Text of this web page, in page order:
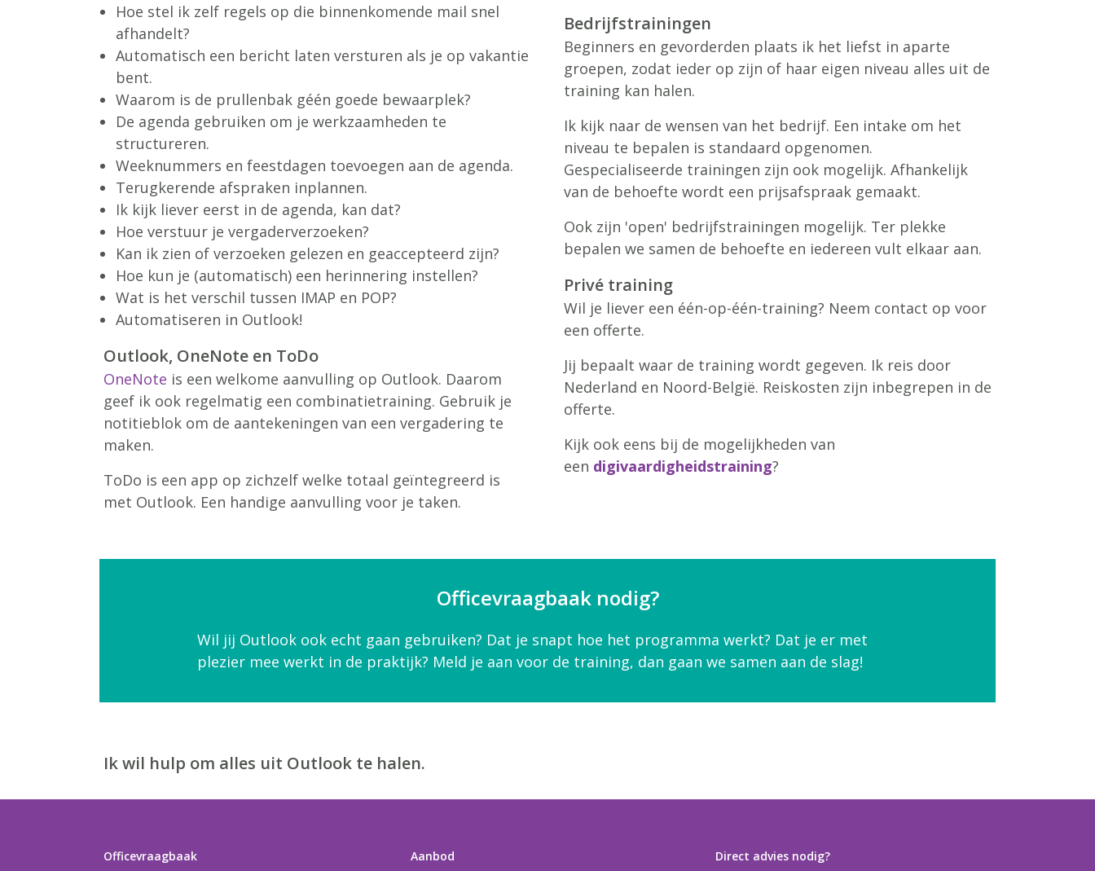
Hoe stel ik zelf regels op die binnenkomende mail snel
afhandelt?
Automatisch een bericht laten versturen als je op vakantie
bent.
Waarom is de prullenbak géén goede bewaarplek?
De agenda gebruiken om je werkzaamheden te
structureren.
Weeknummers en feestdagen toevoegen aan de agenda.
Terugkerende afspraken inplannen.
Ik kijk liever eerst in de agenda, kan dat?
Hoe verstuur je vergaderverzoeken?
Kan ik zien of verzoeken gelezen en geaccepteerd zijn?
Hoe kun je (automatisch) een herinnering instellen?
Wat is het verschil tussen IMAP en POP?
Automatiseren in Outlook!
Outlook, OneNote en ToDo
OneNote is een welkome aanvulling op Outlook. Daarom
geef ik ook regelmatig een combinatietraining. Gebruik je
notitieblok om de aantekeningen van een vergadering te
maken.
ToDo is een app op zichzelf welke totaal geïntegreerd is
met Outlook. Een handige aanvulling voor je taken.
Bedrijfstrainingen
Beginners en gevorderden plaats ik het liefst in aparte
groepen, zodat ieder op zijn of haar eigen niveau alles uit de
training kan halen.
Ik kijk naar de wensen van het bedrijf. Een intake om het
niveau te bepalen is standaard opgenomen.
Gespecialiseerde trainingen zijn ook mogelijk. Afhankelijk
van de behoefte wordt een prijsafspraak gemaakt.
Ook zijn 'open' bedrijfstrainingen mogelijk. Ter plekke
bepalen we samen de behoefte en iedereen vult elkaar aan.
Privé training
Wil je liever een één-op-één-training? Neem contact op voor
een offerte.
Jij bepaalt waar de training wordt gegeven. Ik reis door
Nederland en Noord-België. Reiskosten zijn inbegrepen in de
offerte.
Kijk ook eens bij de mogelijkheden van
een digivaardigheidstraining?
Officevraagbaak nodig?
Wil jij Outlook ook echt gaan gebruiken? Dat je snapt hoe het programma werkt? Dat je er met
plezier mee werkt in de praktijk? Meld je aan voor de training, dan gaan we samen aan de slag!
Ik wil hulp om alles uit Outlook te halen.
Officevraagbaak Aanbod Direct advies nodig?